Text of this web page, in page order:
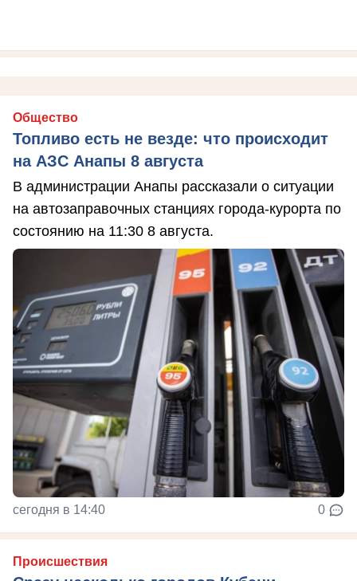
Общество
Топливо есть не везде: что происходит
на АЗС Анапы 8 августа
В администрации Анапы рассказали о ситуации
на автозаправочных станциях города-курорта по
состоянию на 11:30 8 августа.
сегодня в 14:40 0
Происшествия